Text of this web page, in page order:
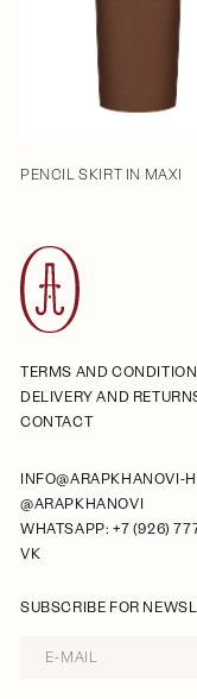
PENCIL SKIRT IN MAXI
TERMS AND
DELIVERY AND
CONTACT
INFO@ARAPKHANOVI-
@ARAPKHANOVI
WHATSAPP: +7 (926)
VK
SUBSCRIBE FOR